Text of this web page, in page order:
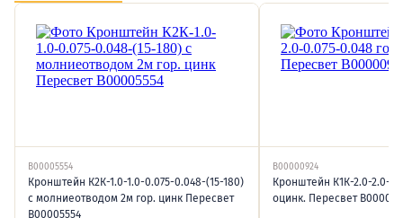
В00005554
Кронштейн К2К-1.0-1.0-0.075-0.048-(15-180)
с молниеотводом 2м гор. цинк Пересвет
В00005554
В00000924
Кронштейн К1К-2.0-2.0-
оцинк. Пересвет